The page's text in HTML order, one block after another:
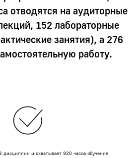
отводятся на аудиторные
152 лабораторные
занятия), а 276
работу.
дисциплин и охватывает 920 часов обучения.